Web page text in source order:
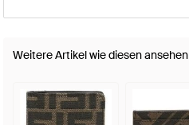
Weitere Artikel wie diesen ansehen